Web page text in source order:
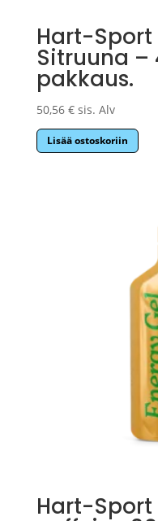
Hart-Sport
Sitruuna –
pakkaus.
50,56 € sis. Alv
Lisää ostoskoriin
Hart-Sport